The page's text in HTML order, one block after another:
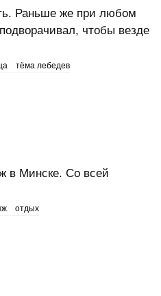
Раньше же при любом
чтобы везде
тёма лебедев
в Минске. Со всей
отдых